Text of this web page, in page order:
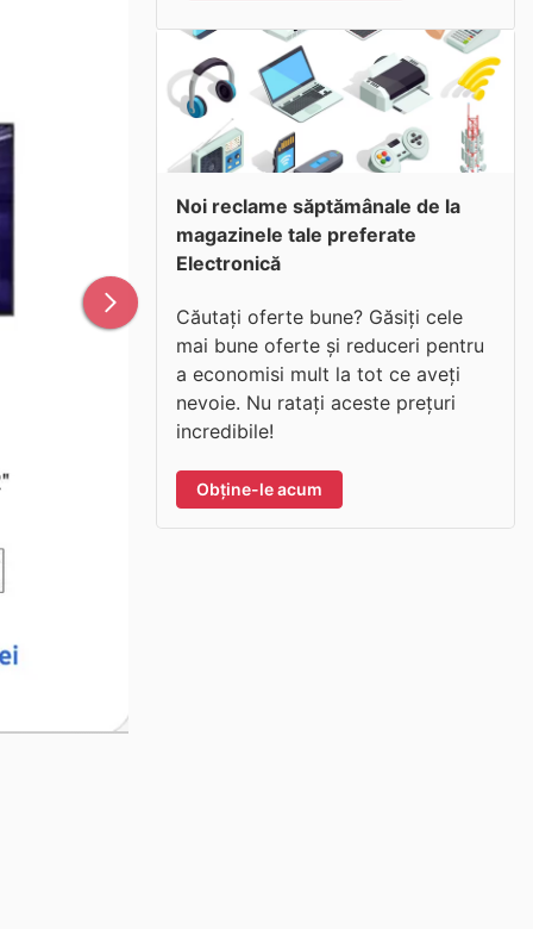
Noi reclame săptămânale de la
magazinele tale preferate
Electronică
Căutați oferte bune? Găsiți cele
mai bune oferte și reduceri pentru
a economisi mult la tot ce aveți
nevoie. Nu ratați aceste prețuri
incredibile!
Obține-le acum